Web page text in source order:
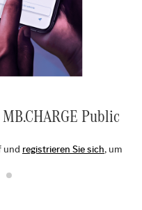
Public
und registrieren Sie sich, um